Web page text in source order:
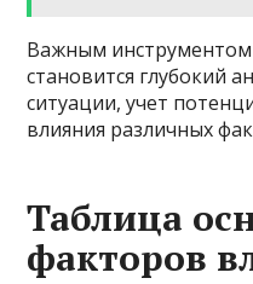
Важным
становится глубокий
ситуации, учет
влияния различных
Таблица
факторов